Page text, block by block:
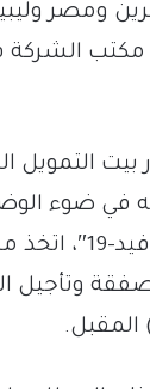
ومصر
الشركة
التمويل
في ضوء
تسبب فيه
وتأجيل
المقبل.